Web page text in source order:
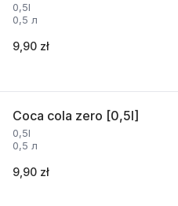
0,5l
0,5 л
9,90 zł
Coca cola zero [0,5l]
0,5l
0,5 л
9,90 zł